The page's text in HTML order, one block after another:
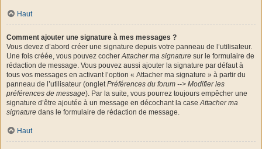
Haut
Comment ajouter une signature à mes messages ?
Vous devez d’abord créer une signature depuis votre panneau de l’utilisateur.
Une fois créée, vous pouvez cocherAttacher ma signature sur le formulaire de
rédaction de message. Vous pouvez aussi ajouter la signature par défaut à
tous vos messages en activant l’option « Attacher ma signature » à partir du
panneau de l’utilisateur (ongletPréférences du forum --> Modifier les
préférences de message). Par la suite, vous pourrez toujours empêcher une
signature d’être ajoutée à un message en décochant la caseAttacher ma
signature dans le formulaire de rédaction de message.
Haut